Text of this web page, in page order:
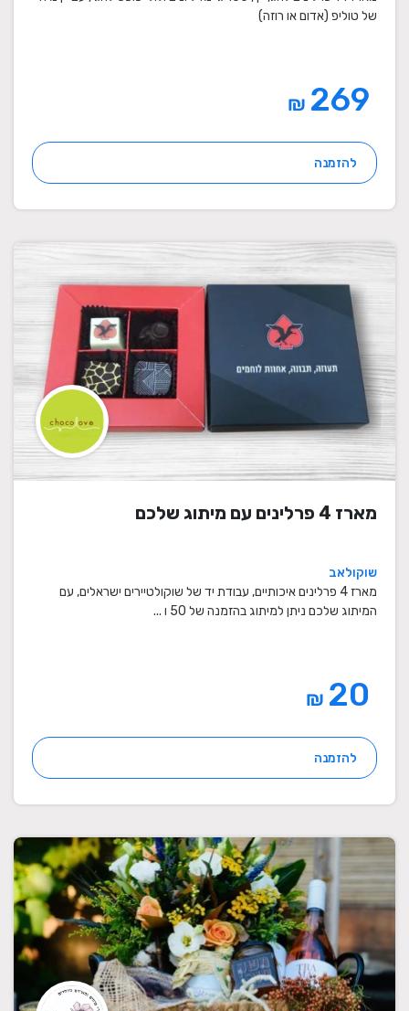
של טוליפ (אדום או רוזה)
₪
להזמנה
מארז 4 פרלינים עם מיתוג שלכם
שוקולאב
מארז 4 פרלינים איכותיים, עבודת יד של שוקולטיירים ישראלים, עם
המיתוג שלכם ניתן למיתוג בהזמנה של 50 ו ...
₪
להזמנה